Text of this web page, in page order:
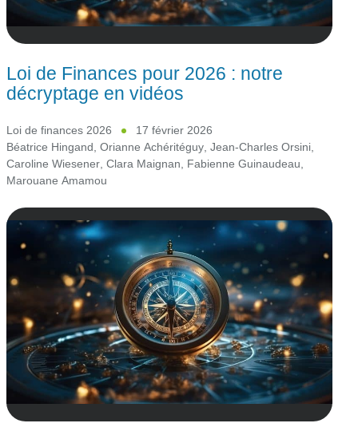
Loi de Finances pour 2026 : notre
décryptage en vidéos
Loi de finances 2026
17 février 2026
Béatrice Hingand, Orianne Achéritéguy, Jean-Charles Orsini,
Caroline Wiesener, Clara Maignan, Fabienne Guinaudeau,
Marouane Amamou